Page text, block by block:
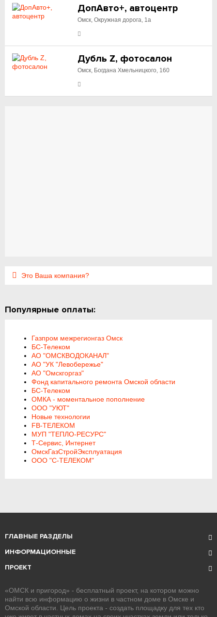
ДопАвто+, автоцентр
Омск, Окружная дорога, 1а
Дубль Z, фотосалон
Омск, Богдана Хмельницкого, 160
Это Ваша компания?
Популярные оплаты:
Газпром межрегионгаз Омск
БС-Телеком
АО "ОМСКВОДОКАНАЛ"
АО "УК "Левобережье"
АО "Омскгоргаз"
Фонд капитального ремонта Омской области
БС-Телеком
ОМКА - моментальное пополнение
ООО "УЮТ"
Новые технологии
FB-ТЕЛЕКОМ
МУП "ТЕПЛО-РЕСУРС"
Т-Сервис, Интернет
ОмскГазСтройЭксплуатация
ООО "С-ТЕЛЕКОМ"
ГЛАВНЫЕ РАЗДЕЛЫ
ИНФОРМАЦИОННЫЕ
ПРОЕКТ
«ОМСК и пригород» - бесплатный проект, на котором можно
найти всю информацию о жизни в частном доме в Омске и
Омской области. Цель проекта - создать площадку для тех кто